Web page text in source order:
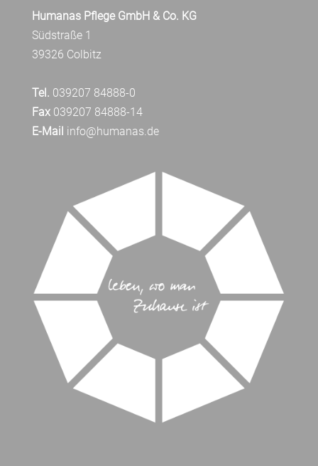
Humanas Pflege GmbH & Co. KG
Südstraße 1
39326 Colbitz
Tel. 039207 84888-0
Fax039207 84888-14
E-Mail info@humanas.de